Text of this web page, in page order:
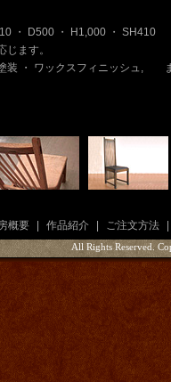
・ D500 ・ H1,000 ・ SH410
じます。
装 ・ ワックスフィニッシュ,
概要 | 作品紹介 | ご注文方法 |
All Rights Reserved.